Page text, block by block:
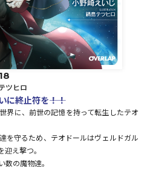
コミックガルド
ミッククリエ
リキューレ
ツヒロ
終止符を――！！
界に、前世の記憶を持って転生したテオ
を守るため、テオドールはヴェルドガル
え撃つ。
の魔物達。